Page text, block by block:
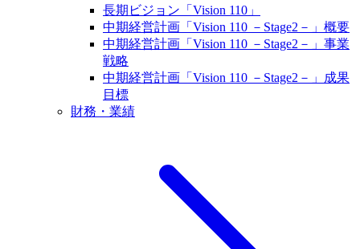
長期ビジョン「Vision 110」
中期経営計画「Vision 110 －Stage2－」概要
中期経営計画「Vision 110 －Stage2－」事業
戦略
中期経営計画「Vision 110 －Stage2－」成果
目標
財務・業績